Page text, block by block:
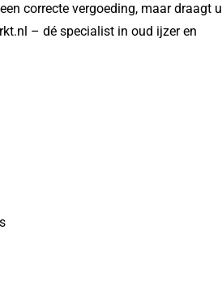
correcte vergoeding, maar draagt
– dé specialist in oud ijzer en